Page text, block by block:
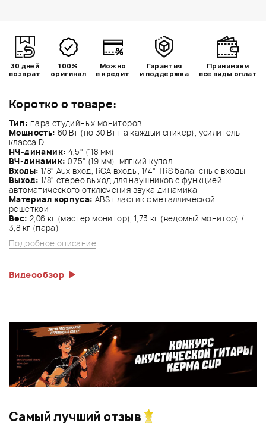
Коротко о товаре:
Тип: пара студийных мониторов
Мощность: 60 Вт (по 30 Вт на каждый спикер), усилитель
класса D
НЧ-динамик: 4,5" (118 мм)
ВЧ-динамик: 0,75" (19 мм), мягкий купол
Входы: 1/8" Aux вход, RCA входы, 1/4" TRS балансные входы
Выход: 1/8" стерео выход для наушников с функцией
автоматического отключения звука динамика
Материал корпуса:ABS пластик с металлической
решеткой
Вес: 2,06 кг (мастер монитор), 1,73 кг (ведомый монитор) /
3,8 кг (пара)
Подробное описание
Видеообзор
30 дней
возврат
100%
оригинал
Можно
в кредит
Гарантия
и поддержка
Принимаем
все виды оплат
Самый лучший отзыв